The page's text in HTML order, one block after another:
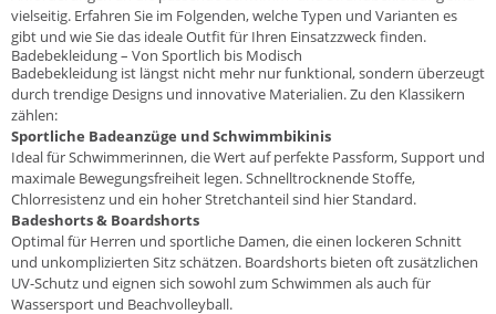
vielseitig. Erfahren Sie im Folgenden, welche Typen und Varianten es
gibt und wie Sie das ideale Outfit für Ihren Einsatzzweck finden.
Badebekleidung – Von Sportlich bis Modisch
Badebekleidung ist längst nicht mehr nur funktional, sondern überzeugt
durch trendige Designs und innovative Materialien. Zu den Klassikern
zählen:
Sportliche Badeanzüge und Schwimmbikinis
Ideal für Schwimmerinnen, die Wert auf perfekte Passform, Support und
maximale Bewegungsfreiheit legen. Schnelltrocknende Stoffe,
Chlorresistenz und ein hoher Stretchanteil sind hier Standard.
Badeshorts & Boardshorts
Optimal für Herren und sportliche Damen, die einen lockeren Schnitt
und unkomplizierten Sitz schätzen. Boardshorts bieten oft zusätzlichen
UV-Schutz und eignen sich sowohl zum Schwimmen als auch für
Wassersport und Beachvolleyball.